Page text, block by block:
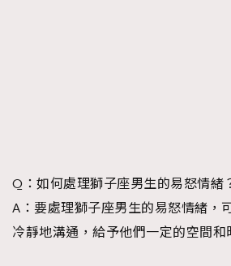
Q：如何處理獅子座男生的易怒情緒
A：要處理獅子座男生的易怒情緒，
冷靜地溝通，給予他們一定的空間和